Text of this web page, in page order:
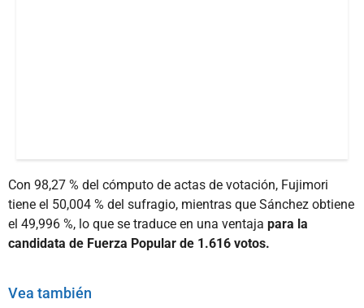
Con 98,27 % del cómputo de actas de votación, Fujimori
tiene el 50,004 % del sufragio, mientras que Sánchez obtiene
el 49,996 %, lo que se traduce en una ventaja para la
candidata de Fuerza Popular de 1.616 votos.
Vea también